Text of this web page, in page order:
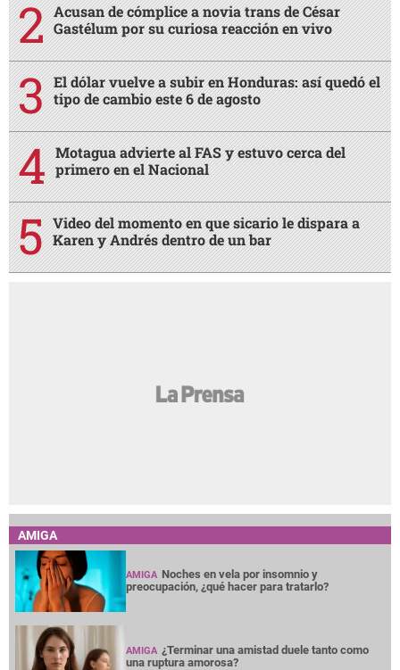
Acusan de cómplice a novia trans de César
Gastélum por su curiosa reacción en vivo
El dólar vuelve a subir en Honduras: así quedó el
tipo de cambio este 6 de agosto
Motagua advierte al FAS y estuvo cerca del
primero en el Nacional
Video del momento en que sicario le dispara a
Karen y Andrés dentro de un bar
AMIGA
AMIGA Noches en vela por insomnio y
preocupación, ¿qué hacer para tratarlo?
AMIGA ¿Terminar una amistad duele tanto como
una ruptura amorosa?